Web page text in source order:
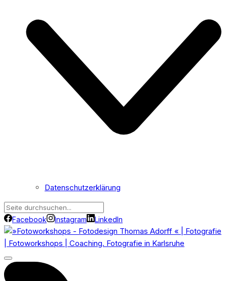
Datenschutzerklärung
Facebook Instagram LinkedIn